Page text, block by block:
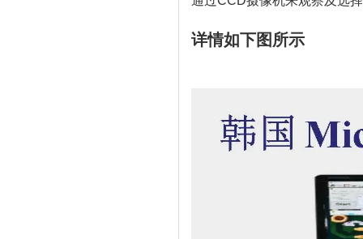
详情如下图所示